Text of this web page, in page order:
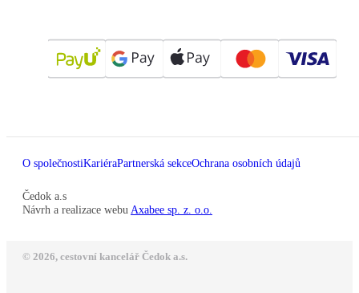
O společnostiKariéraPartnerská sekceOchrana osobních údajů
Čedok a.s
Návrh a realizace webu Axabee sp. z. o.o.
© 2026, cestovní kancelář Čedok a.s.